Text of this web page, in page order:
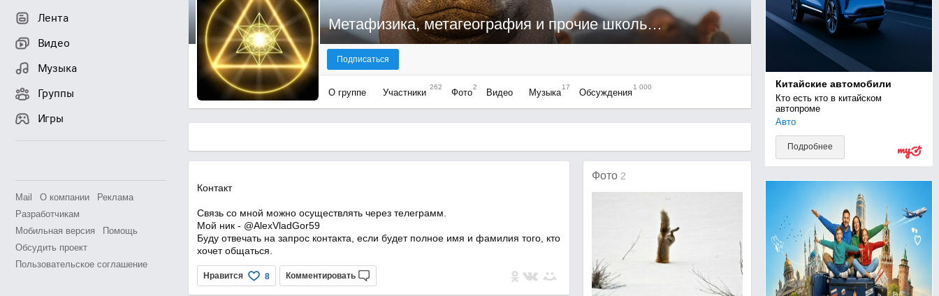
Лента
Видео
Музыка
Группы
Игры
Mail О компании
Реклама
Разработчикам
Мобильная версия
Помощь
Обсудить проект
Пользовательское соглашение
Метафизика, метагеография и прочие школьные предметы...
Подписаться
О группе Участники
262
Фото
2
Видео Музыка
17
Обсуждения
1 000
Контакт
Связь со мной можно осуществлять через телеграмм.
Мой ник - @AlexVladGor59
Буду отвечать на запрос контакта, если будет полное имя и фамилия того, кто
хочет общаться.
Нравится 8 Комментировать
Фото 2
Китайские автомобили
Кто есть кто в китайском
автопроме
Авто
Подробнее